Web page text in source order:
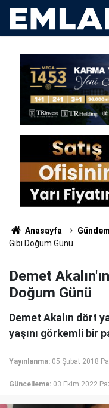
Anasayfa Gündem
Gibi Doğum Günü
Demet
Doğum Günü
Demet Akalın dört
yaşını görkemli bir
Yayınlanma: 05 Şubat 2018
Güncelleme: 03 Ekim 2022